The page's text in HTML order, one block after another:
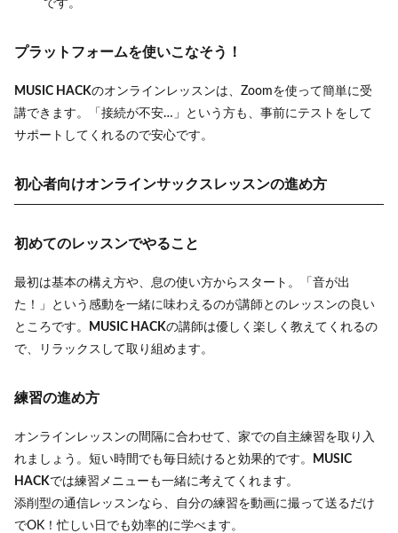
です。
プラットフォームを使いこなそう！
MUSIC HACKのオンラインレッスンは、Zoomを使って簡単に受
講できます。「接続が不安…」という方も、事前にテストをして
サポートしてくれるので安心です。
初心者向けオンラインサックスレッスンの進め方
初めてのレッスンでやること
最初は基本の構え方や、息の使い方からスタート。「音が出
た！」という感動を一緒に味わえるのが講師とのレッスンの良い
ところです。
MUSIC HACKの講師は優しく楽しく教えてくれるの
で、リラックスして取り組めます。
練習の進め方
オンラインレッスンの間隔に合わせて、家での自主練習を取り入
れましょう。短い時間でも毎日続けると効果的です。
MUSIC
HACKでは練習メニューも一緒に考えてくれます。
添削型の通信レッスンなら、自分の練習を動画に撮って送るだけ
でOK！忙しい日でも効率的に学べます。